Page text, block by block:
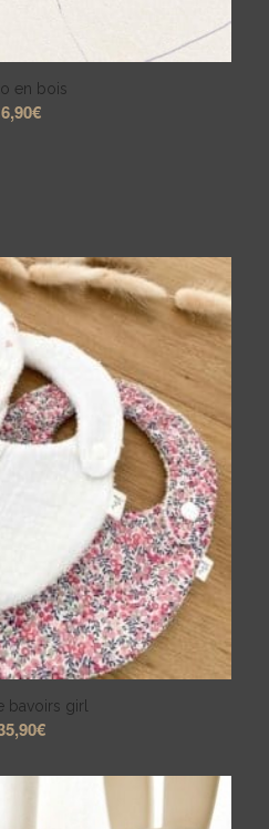
en bois
6,90€
bavoirs girl
€